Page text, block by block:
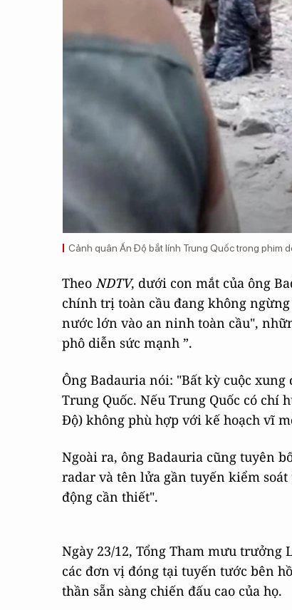
Cảnh quân Ấn Độ bắt lính Trung Quốc trong phim
Theo NDTV, dưới con mắt của ông
chính trị toàn cầu đang không
nước lớn vào an ninh toàn cầu",
phô diễn sức mạnh ”.
Ông Badauria nói: "Bất kỳ cuộc
Trung Quốc. Nếu Trung Quốc có
Độ) không phù hợp với kế hoạch vĩ
Ngoài ra, ông Badauria cũng tuyên
radar và tên lửa gần tuyến kiểm
động cần thiết".
Ngày 23/12, Tổng Tham mưu
các đơn vị đóng tại tuyến tước bên
thần sẵn sàng chiến đấu cao của họ.